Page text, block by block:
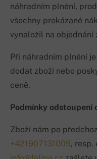
náhradním plnění,
všechny prokázané
vynaložil na objednání
Při náhradním plnění
dodat zboží nebo
ceně.
Podmínky odstoupení
Zboží nám po
+421907131009, resp.